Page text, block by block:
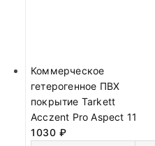
Коммерческое
гетерогенное ПВХ
покрытие Tarkett
Acczent Pro Aspect 11
1030 ₽